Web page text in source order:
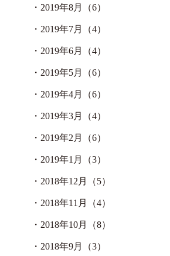
・ 2019年8月（6）
・ 2019年7月（4）
・ 2019年6月（4）
・ 2019年5月（6）
・ 2019年4月（6）
・ 2019年3月（4）
・ 2019年2月（6）
・ 2019年1月（3）
・ 2018年12月（5）
・ 2018年11月（4）
・ 2018年10月（8）
・ 2018年9月（3）